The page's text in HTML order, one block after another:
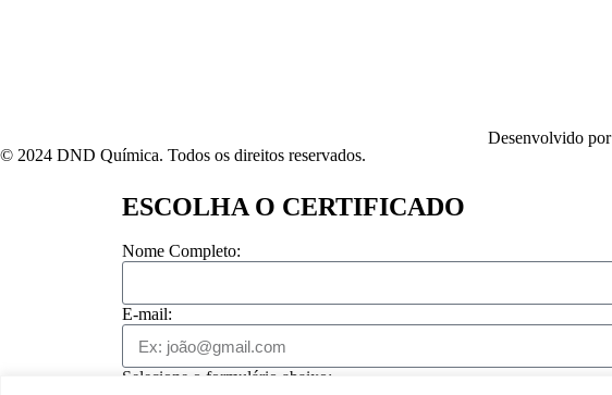
© 2024 DND Química. Todos os direitos reservados.
Desenvolvido por
ESCOLHA O CERTIFICADO
Nome Completo:
E-mail:
Selecione o formulário abaixo: